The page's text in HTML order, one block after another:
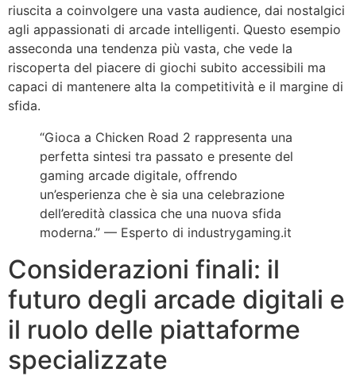
riuscita a coinvolgere una vasta audience, dai nostalgici
agli appassionati di arcade intelligenti. Questo esempio
asseconda una tendenza più vasta, che vede la
riscoperta del piacere di giochi subito accessibili ma
capaci di mantenere alta la competitività e il margine di
sfida.
“Gioca a Chicken Road 2 rappresenta una
perfetta sintesi tra passato e presente del
gaming arcade digitale, offrendo
un’esperienza che è sia una celebrazione
dell’eredità classica che una nuova sfida
moderna.” — Esperto di industrygaming.it
Considerazioni finali: il
futuro degli arcade digitali e
il ruolo delle piattaforme
specializzate